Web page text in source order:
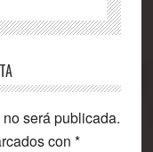
será publicada.
con *